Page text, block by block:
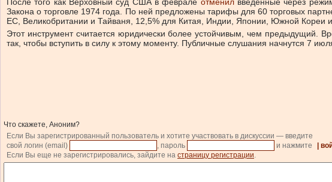
Закона о торговле 1974 года. По ней предложены тарифы для 60 торговых
ЕС, Великобритании и Тайваня, 12,5% для Китая, Индии, Японии, Южной Кореи и
Этот инструмент считается юридически более устойчивым, чем
так, чтобы вступить в силу к этому моменту. Публичные слушания начнутся 7
Что скажете, Аноним?
Если Вы зарегистрированный пользователь и хотите участвовать в дискуссии — введите
свой логин (email)
, пароль и нажмите |
Если Вы еще не зарегистрировались, зайдите на страницу регистрации.